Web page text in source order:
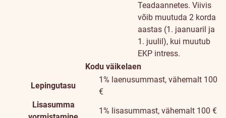
Teadaannetes. Viivis
võib muutuda 2 korda
aastas (1. jaanuaril ja
1. juulil), kui muutub
EKP intress.
Kodu väikelaen
Lepingutasu
1% laenusummast, vähemalt 100
€
Lisasumma
1% lisasummast, vähemalt 100 €